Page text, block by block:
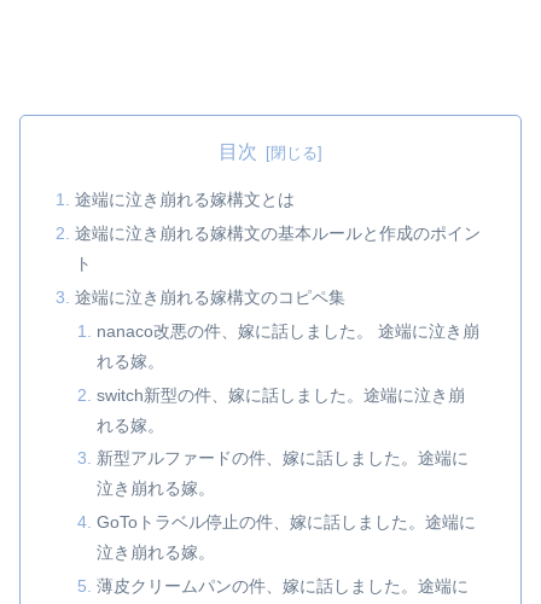
目次
途端に泣き崩れる嫁構文とは
途端に泣き崩れる嫁構文の基本ルールと作成のポイン
ト
途端に泣き崩れる嫁構文のコピペ集
nanaco改悪の件、嫁に話しました。 途端に泣き崩
れる嫁。
switch新型の件、嫁に話しました。途端に泣き崩
れる嫁。
新型アルファードの件、嫁に話しました。途端に
泣き崩れる嫁。
GoToトラベル停止の件、嫁に話しました。途端に
泣き崩れる嫁。
薄皮クリームパンの件、嫁に話しました。途端に